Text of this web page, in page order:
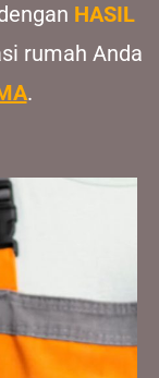
HASIL
rumah Anda
.